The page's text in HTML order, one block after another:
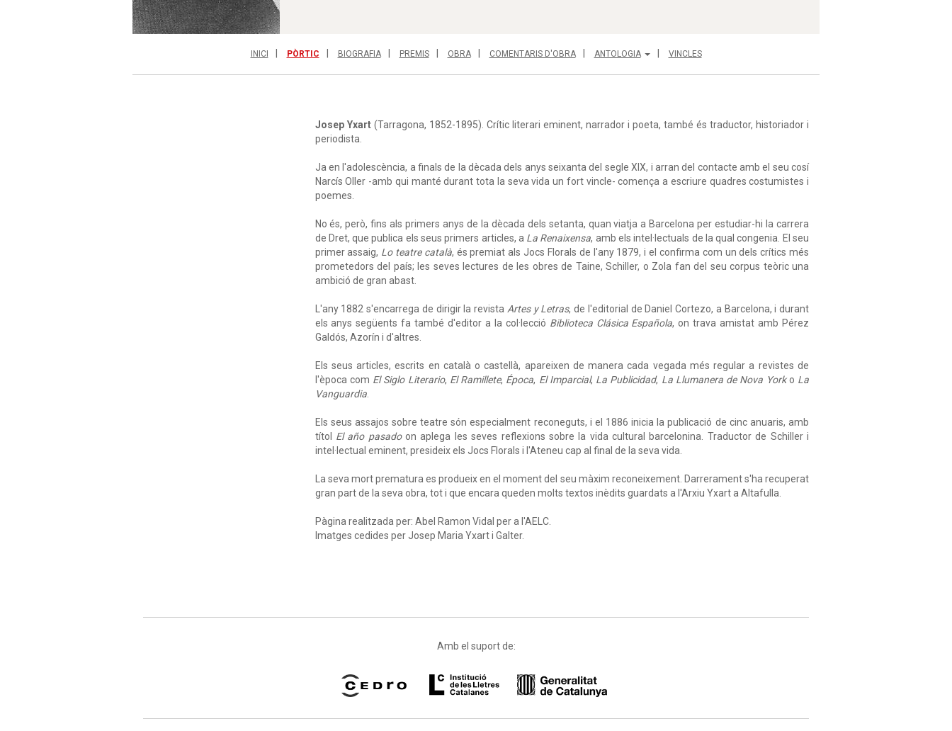
INICI PÒRTIC BIOGRAFIA PREMIS OBRA COMENTARIS D'OBRA ANTOLOGIA VINCLES
Josep Yxart(Tarragona, 1852-1895). Crític literari eminent, narrador i poeta, també és traductor, historiador i
periodista.
Ja en l'adolescència, a finals de la dècada dels anys seixanta del segle XIX, i arran del contacte amb el seu cosí
Narcís Oller -amb qui manté durant tota la seva vida un fort vincle- comença a escriure quadres costumistes i
poemes.
No és, però, fins als primers anys de la dècada dels setanta, quan viatja a Barcelona per estudiar-hi la carrera
de Dret, que publica els seus primers articles, a La Renaixensa, amb els intel·lectuals de la qual congenia. El seu
primer assaig, Lo teatre català, és premiat als Jocs Florals de l'any 1879, i el confirma com un dels crítics més
prometedors del país; les seves lectures de les obres de Taine, Schiller, o Zola fan del seu corpus teòric una
ambició de gran abast.
L'any 1882 s'encarrega de dirigir la revista Artes y Letras, de l'editorial de Daniel Cortezo, a Barcelona, i durant
els anys següents fa també d'editor a la col·lecció Biblioteca Clásica Española, on trava amistat amb Pérez
Galdós, Azorín i d'altres.
Els seus articles, escrits en català o castellà, apareixen de manera cada vegada més regular a revistes de
l'època com El Siglo Literario, El Ramillete, Época, El Imparcial, La Publicidad, La Llumanera de Nova Yorko La
Vanguardia.
Els seus assajos sobre teatre són especialment reconeguts, i el 1886 inicia la publicació de cinc anuaris, amb
títol El año pasadoon aplega les seves reflexions sobre la vida cultural barcelonina. Traductor de Schiller i
intel·lectual eminent, presideix els Jocs Florals i l'Ateneu cap al final de la seva vida.
La seva mort prematura es produeix en el moment del seu màxim reconeixement. Darrerament s'ha recuperat
gran part de la seva obra, tot i que encara queden molts textos inèdits guardats a l'Arxiu Yxart a Altafulla.
Pàgina realitzada per: Abel Ramon Vidal per a l'AELC.
Imatges cedides per Josep Maria Yxart i Galter.
Amb el suport de: